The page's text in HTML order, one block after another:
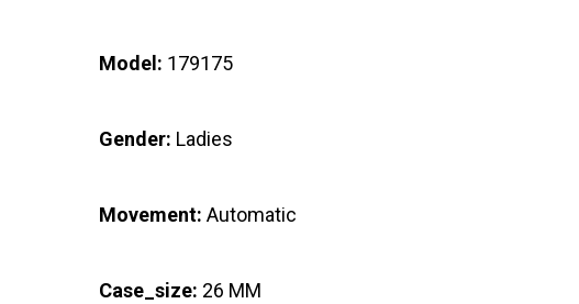
Model: 179175
Gender: Ladies
Movement: Automatic
Case_size: 26 MM